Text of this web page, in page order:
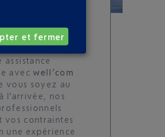
À NICE
privilégié
assistance
avec well’com
vous soyez au
l'arrivée, nos
vos contraintes
une expérience
et fermer